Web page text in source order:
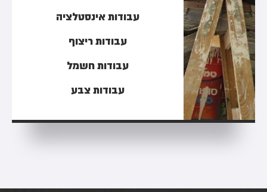
עבודות אינסטלציה
עבודות ריצוף
עבודות חשמל
עבודות צבע